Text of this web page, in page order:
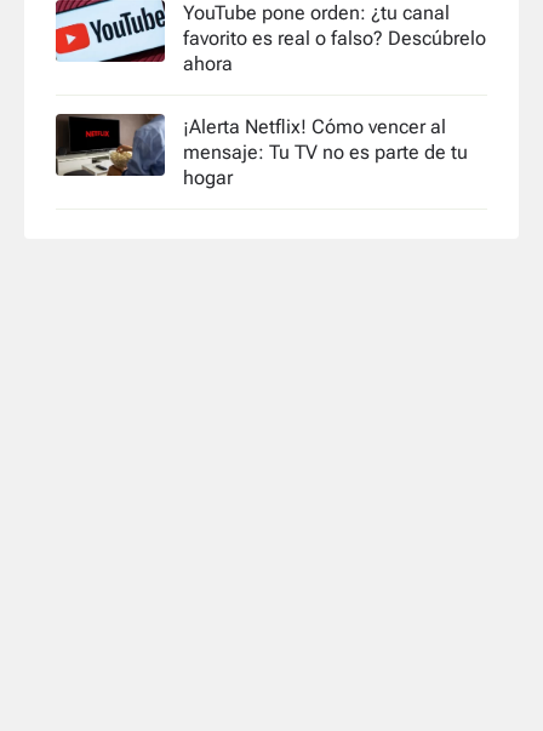
YouTube pone orden: ¿tu canal
favorito es real o falso? Descúbrelo
ahora
¡Alerta Netflix! Cómo vencer al
mensaje: Tu TV no es parte de tu
hogar